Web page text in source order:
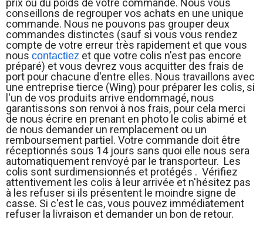
prix ou du poids de votre commande. Nous vous
conseillons de regrouper vos achats en une unique
commande. Nous ne pouvons pas grouper deux
commandes distinctes (sauf si vous vous rendez
compte de votre erreur très rapidement et que vous
nous contactiez et que votre colis n'est pas encore
préparé) et vous devrez vous acquitter des frais de
port pour chacune d'entre elles. Nous travaillons avec
une entreprise tierce (Wing) pour préparer les colis, si
l'un de vos produits arrive endommagé, nous
garantissons son renvoi à nos frais, pour cela merci
de nous écrire en prenant en photo le colis abimé et
de nous demander un remplacement ou un
remboursement partiel. Votre commande doit être
réceptionnés sous 14 jours sans quoi elle nous sera
automatiquement renvoyé par le transporteur. Les
colis sont surdimensionnés et protégés . Vérifiez
attentivement les colis à leur arrivée et n'hésitez pas
à les refuser si ils présentent le moindre signe de
casse. Si c'est le cas, vous pouvez immédiatement
refuser la livraison et demander un bon de retour.